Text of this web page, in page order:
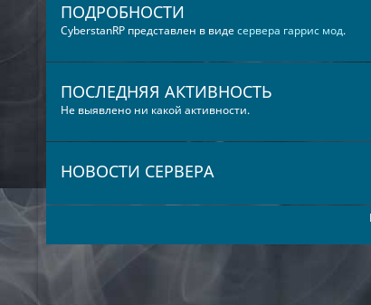
ПОДРОБНОСТИ
CyberstanRP представлен в видесервера гаррис мод.
ПОСЛЕДНЯЯ АКТИВНОСТЬ
Не выявлено ни какой активности.
НОВОСТИ СЕРВЕРА